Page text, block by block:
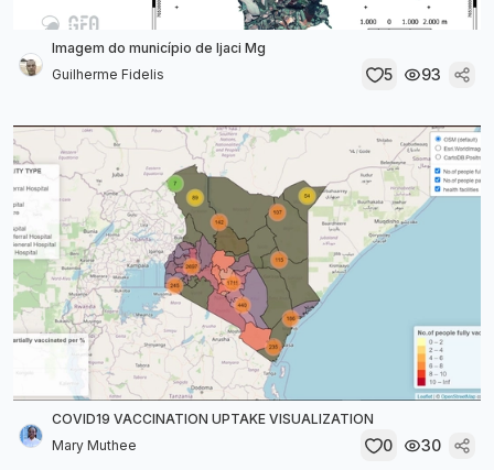
Imagem do município de Ijaci Mg
Guilherme Fidelis
5 93
COVID19 VACCINATION UPTAKE VISUALIZATION
Mary Muthee
0 30